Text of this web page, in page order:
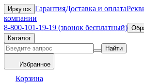
Иркутск ГарантияДоставка и оплата
компании
8-800-101-19-19 (звонок бесплатный)
Каталог
Найти
Избранное
Корзина